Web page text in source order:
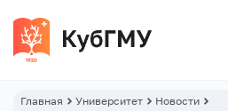
Главная Университет
Новости